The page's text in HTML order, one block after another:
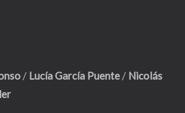
/ Lucía García Puente / Nicolás